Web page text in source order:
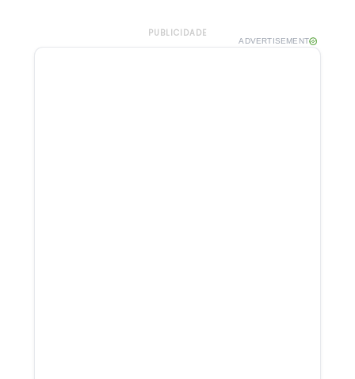
PUBLICIDADE
ADVERTISEMENT